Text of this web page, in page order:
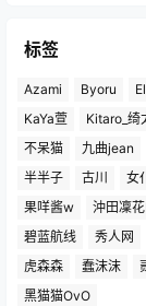
标签
Azami Byoru
KaYa萱
Kitaro_绮
不呆猫
九曲jean
半半子
古川 女
果咩酱w
沖田凜
碧蓝航线
秀人网
虎森森
蠢沫沫
黑猫猫OvO